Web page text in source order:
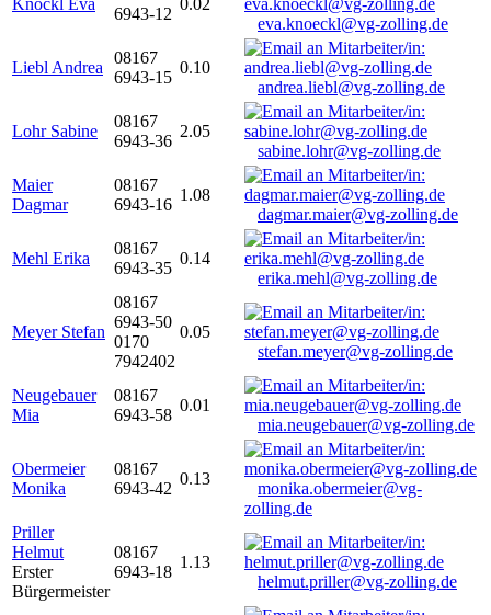
Knöckl Eva
6943-12
0.02
eva.knoeckl@vg-zolling.de
Liebl Andrea
08167
6943-15
0.10
andrea.liebl@vg-zolling.de
Lohr Sabine
08167
6943-36
2.05
sabine.lohr@vg-zolling.de
Maier
Dagmar
08167
6943-16
1.08
dagmar.maier@vg-zolling.de
Mehl Erika
08167
6943-35
0.14
erika.mehl@vg-zolling.de
Meyer Stefan
08167
6943-50
0170
7942402
0.05
stefan.meyer@vg-zolling.de
Neugebauer
Mia
08167
6943-58
0.01
mia.neugebauer@vg-zolling.de
Obermeier
Monika
08167
6943-42
0.13
monika.obermeier@vg-
zolling.de
Priller
Helmut
Erster
Bürgermeister
08167
6943-18
1.13
helmut.priller@vg-zolling.de